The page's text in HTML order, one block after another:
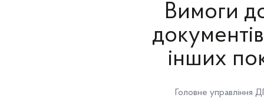
Вимоги
інших
Головне управління